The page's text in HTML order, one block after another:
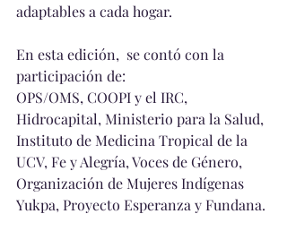
adaptables a cada hogar.
En esta edición,  se contó con la
participación de:
OPS/OMS, COOPI y el IRC,
Hidrocapital, Ministerio para la Salud,
Instituto de Medicina Tropical de la
UCV, Fe y Alegría, Voces de Género,
Organización de Mujeres Indígenas
Yukpa, Proyecto Esperanza y Fundana.